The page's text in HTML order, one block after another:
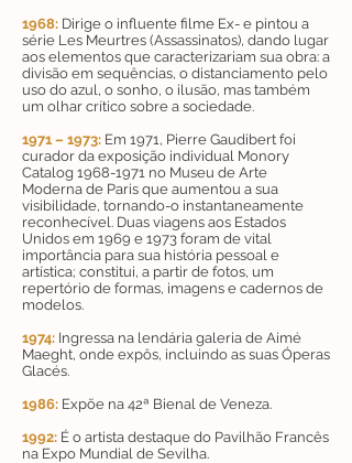
1968: Dirige o influente filme Ex- e pintou a
série Les Meurtres (Assassinatos), dando lugar
aos elementos que caracterizariam sua obra: a
divisão em sequências, o distanciamento pelo
uso do azul, o sonho, o ilusão, mas também
um olhar crítico sobre a sociedade.
1971 – 1973: Em 1971, Pierre Gaudibert foi
curador da exposição individual Monory
Catalog 1968-1971 no Museu de Arte
Moderna de Paris que aumentou a sua
visibilidade, tornando-o instantaneamente
reconhecível. Duas viagens aos Estados
Unidos em 1969 e 1973 foram de vital
importância para sua história pessoal e
artística; constitui, a partir de fotos, um
repertório de formas, imagens e cadernos de
modelos.
1974: Ingressa na lendária galeria de Aimé
Maeght, onde expôs, incluindo as suas Óperas
Glacés.
1986: Expõe na 42ª Bienal de Veneza.
1992: É o artista destaque do Pavilhão Francês
na Expo Mundial de Sevilha.